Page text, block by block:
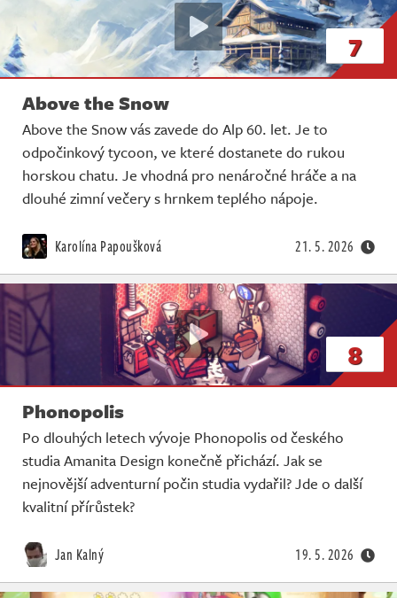
7
Above the Snow
Above the Snow vás zavede do Alp 60. let. Je to
odpočinkový tycoon, ve které dostanete do rukou
horskou chatu. Je vhodná pro nenáročné hráče a na
dlouhé zimní večery s hrnkem teplého nápoje.
Karolína Papoušková 21. 5. 2026
8
Phonopolis
Po dlouhých letech vývoje Phonopolis od českého
studia Amanita Design konečně přichází. Jak se
nejnovější adventurní počin studia vydařil? Jde o další
kvalitní přírůstek?
Jan Kalný 19. 5. 2026